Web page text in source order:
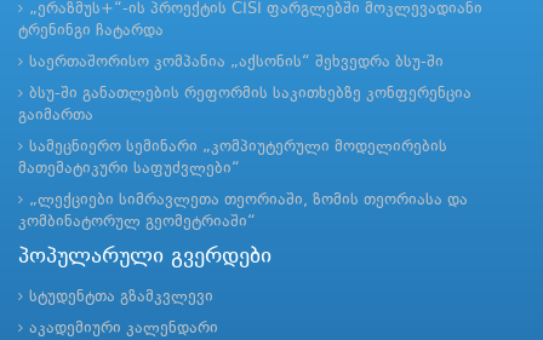
„ერაზმუს+“-ის პროექტის CISI ფარგლებში მოკლევადიანი
ტრენინგი ჩატარდა
საერთაშორისო კომპანია „აქსონის“ შეხვედრა ბსუ-ში
ბსუ-ში განათლების რეფორმის საკითხებზე კონფერენცია
გაიმართა
სამეცნიერო სემინარი „კომპიუტერული მოდელირების
მათემატიკური საფუძვლები“
„ლექციები სიმრავლეთა თეორიაში, ზომის თეორიასა და
კომბინატორულ გეომეტრიაში“
პოპულარული გვერდები
სტუდენტთა გზამკვლევი
აკადემიური კალენდარი